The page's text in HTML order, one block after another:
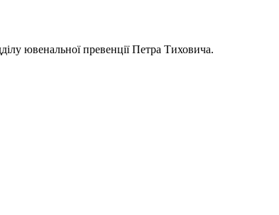
ювенальної превенції Петра Тиховича.